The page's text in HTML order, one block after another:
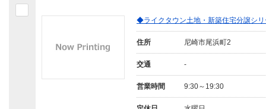
◆ライクタウン土地・新築住宅分譲シ
住所 尼崎市尾浜町2
交通 -
営業時間 9:30～19:30